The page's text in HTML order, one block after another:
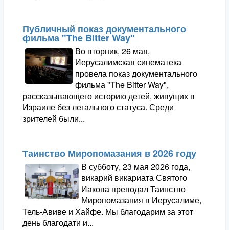
Публичный показ документального
фильма "The Bitter Way"
Во вторник, 26 мая,
Иерусалимская синематека
провела показ документального
фильма "The Bitter Way",
рассказывающего историю детей, живущих в
Израиле без легального статуса. Среди
зрителей были...
Таинство Миропомазания в 2026 году
В субботу, 23 мая 2026 года,
викарий викариата Святого
Иакова преподал Таинство
Миропомазания в Иерусалиме,
Тель-Авиве и Хайфе. Мы благодарим за этот
день благодати и...